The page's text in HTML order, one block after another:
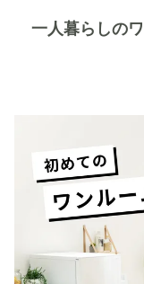
一人暮らしの